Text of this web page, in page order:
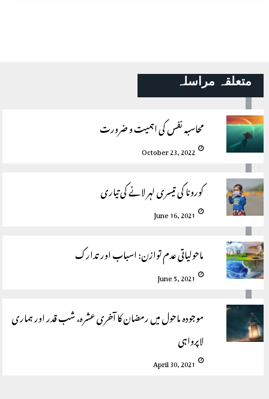
متعلقہ مراسلہ
محاسبہ نفس کی اہمیت و ضرورت
October 23, 2022
کورونا کی تیسری لہر لانے کی تیاری
June 16, 2021
ماحولیاتی عدم توازن: اسباب اور تدارک
June 5, 2021
موجودہ ماحول میں رمضان کا آخری عشرہ، شب قدر اور ہماری
لاپرواہی
April 30, 2021